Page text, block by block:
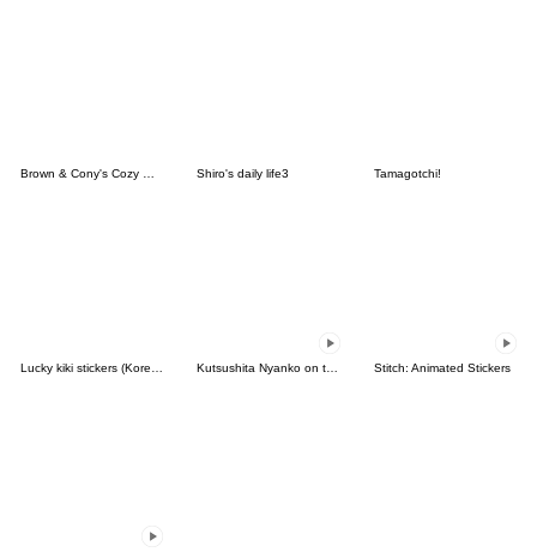
Brown & Cony's Cozy Winter Date Shiro's daily life3 Tamagotchi!
Stitch: Animated Stickers